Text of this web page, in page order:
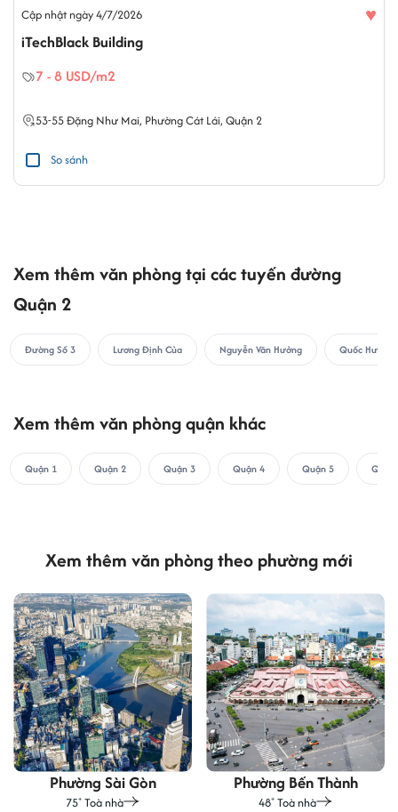
Cập nhật ngày 4/7/2026 ♥
iTechBlack Building
7 - 8 USD/m2
53-55Đặng Như Mai, Phường Cát Lái, Quận 2
So sánh
Xem thêm văn phòng tại các tuyến đường
Quận 2
Đường Số 3 Lương Định Của Nguyễn Văn Hưởng Quốc Hương
Xem thêm văn phòng quận khác
Quận 1 Quận 2 Quận 3 Quận 4 Quận 5 Quận
Xem thêm văn phòng theo phường mới
Phường Sài Gòn
75+ Toà nhà
Phường Bến Thành
48+ Toà nhà